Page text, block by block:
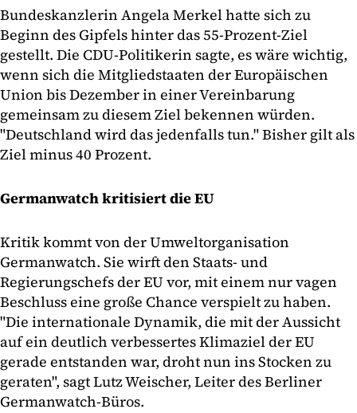
Bundeskanzlerin Angela Merkel hatte sich zu
Beginn des Gipfels hinter das 55-Prozent-Ziel
gestellt. Die CDU-Politikerin sagte, es wäre wichtig,
wenn sich die Mitgliedstaaten der Europäischen
Union bis Dezember in einer Vereinbarung
gemeinsam zu diesem Ziel bekennen würden.
"Deutschland wird das jedenfalls tun." Bisher gilt als
Ziel minus 40 Prozent.
Germanwatch kritisiert die EU
Kritik kommt von der Umweltorganisation
Germanwatch. Sie wirft den Staats- und
Regierungschefs der EU vor, mit einem nur vagen
Beschluss eine große Chance verspielt zu haben.
"Die internationale Dynamik, die mit der Aussicht
auf ein deutlich verbessertes Klimaziel der EU
gerade entstanden war, droht nun ins Stocken zu
geraten", sagt Lutz Weischer, Leiter des Berliner
Germanwatch-Büros.